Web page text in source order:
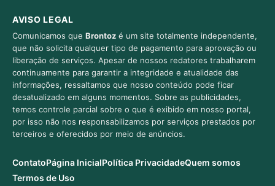
AVISO LEGAL
Comunicamos que Brontoz é um site totalmente independente,
que não solicita qualquer tipo de pagamento para aprovação ou
liberação de serviços. Apesar de nossos redatores trabalharem
continuamente para garantir a integridade e atualidade das
informações, ressaltamos que nosso conteúdo pode ficar
desatualizado em alguns momentos. Sobre as publicidades,
temos controle parcial sobre o que é exibido em nosso portal,
por isso não nos responsabilizamos por serviços prestados por
terceiros e oferecidos por meio de anúncios.
ContatoPágina InicialPolítica PrivacidadeQuem somos
Termos de Uso